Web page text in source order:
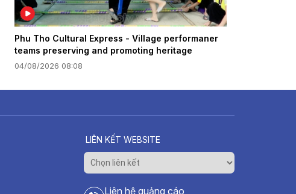
Phu Tho Cultural Express - Village performaner
teams preserving and promoting heritage
04/08/2026 08:08
LIÊN KẾT WEBSITE
Liên hệ quảng cáo